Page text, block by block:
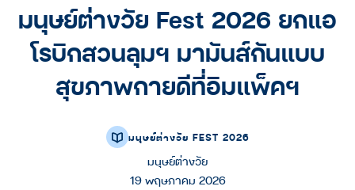
มนุษย์ต่างวัย Fest 2026 ยกแอ
โรบิกสวนลุมฯ มามันส์กันแบบ
สุขภาพกายดีที่อิมแพ็คฯ
มนุษย์ต่างวัย FEST 2026
มนุษย์ต่างวัย
19 พฤษภาคม 2026